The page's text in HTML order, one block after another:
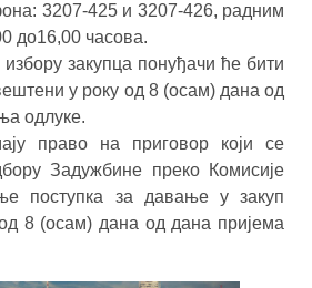
3207-425 и 3207-426, радним
до16,00 часова.
закупца понуђачи ће бити
у року од 8 (осам) дана од
одлуке.
право на приговор који се
Задужбине преко Комисије
поступка за давање у закуп
8 (осам) дана од дана пријема